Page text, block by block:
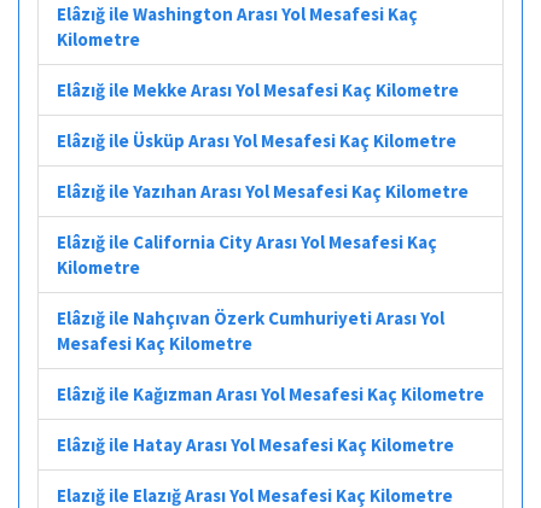
Elâzığ ile Washington Arası Yol Mesafesi Kaç
Kilometre
Elâzığ ile Mekke Arası Yol Mesafesi Kaç Kilometre
Elâzığ ile Üsküp Arası Yol Mesafesi Kaç Kilometre
Elâzığ ile Yazıhan Arası Yol Mesafesi Kaç Kilometre
Elâzığ ile California City Arası Yol Mesafesi Kaç
Kilometre
Elâzığ ile Nahçıvan Özerk Cumhuriyeti Arası Yol
Mesafesi Kaç Kilometre
Elâzığ ile Kağızman Arası Yol Mesafesi Kaç Kilometre
Elâzığ ile Hatay Arası Yol Mesafesi Kaç Kilometre
Elazığ ile Elazığ Arası Yol Mesafesi Kaç Kilometre